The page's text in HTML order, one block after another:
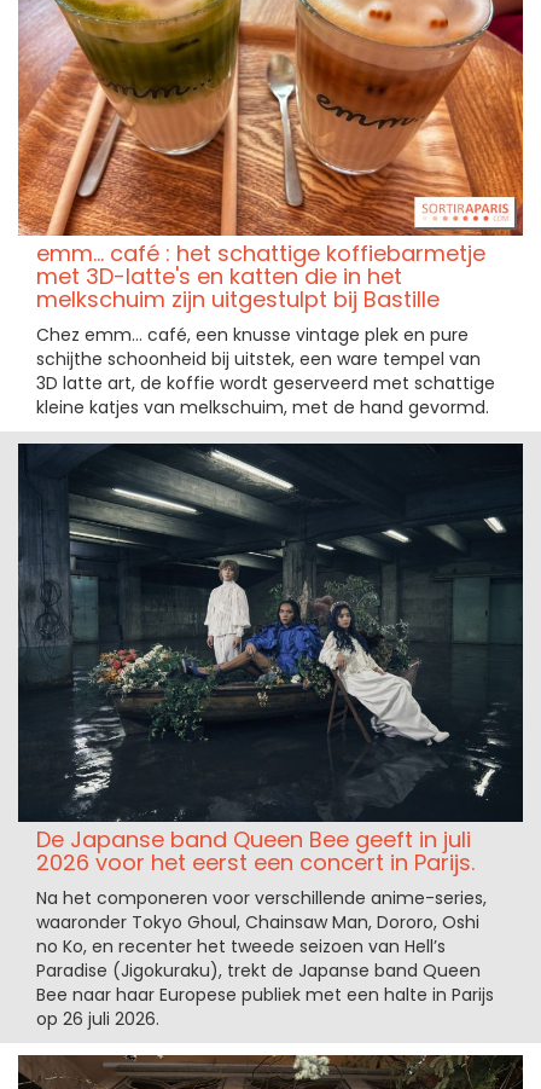
emm… café : het schattige koffiebarmetje
met 3D-latte's en katten die in het
melkschuim zijn uitgestulpt bij Bastille
Chez emm… café, een knusse vintage plek en pure
schijthe schoonheid bij uitstek, een ware tempel van
3D latte art, de koffie wordt geserveerd met schattige
kleine katjes van melkschuim, met de hand gevormd.
De Japanse band Queen Bee geeft in juli
2026 voor het eerst een concert in Parijs.
Na het componeren voor verschillende anime-series,
waaronder Tokyo Ghoul, Chainsaw Man, Dororo, Oshi
no Ko, en recenter het tweede seizoen van Hell’s
Paradise (Jigokuraku), trekt de Japanse band Queen
Bee naar haar Europese publiek met een halte in Parijs
op 26 juli 2026.